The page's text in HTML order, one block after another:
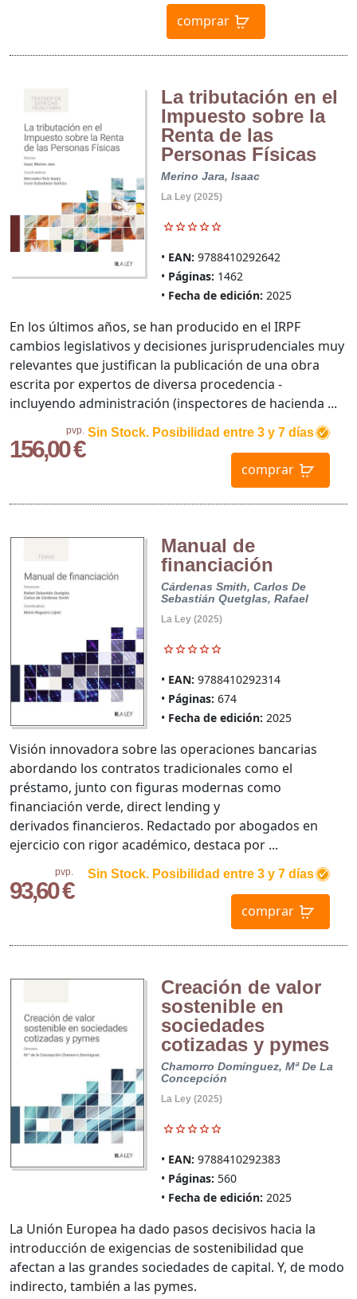
comprar
La tributación en el
Impuesto sobre la
Renta de las
Personas Físicas
Merino Jara, Isaac
La Ley (2025)
EAN: 9788410292642
Páginas: 1462
Fecha de edición: 2025
pvp.
156,00 €
Sin Stock. Posibilidad entre 3 y 7 días
comprar
En los últimos años, se han producido en el IRPF
cambios legislativos y decisiones jurisprudenciales muy
relevantes que justifican la publicación de una obra
escrita por expertos de diversa procedencia -
incluyendo administración (inspectores de hacienda ...
Manual de
financiación
Cárdenas Smith, Carlos De
Sebastián Quetglas, Rafael
La Ley (2025)
EAN: 9788410292314
Páginas: 674
Fecha de edición: 2025
pvp.
93,60 €
Sin Stock. Posibilidad entre 3 y 7 días
comprar
Visión innovadora sobre las operaciones bancarias
abordando los contratos tradicionales como el
préstamo, junto con figuras modernas como
financiación verde, direct lending y
derivados financieros. Redactado por abogados en
ejercicio con rigor académico, destaca por ...
Creación de valor
sostenible en
sociedades
cotizadas y pymes
Chamorro Domínguez, Mª De La
Concepción
La Ley (2025)
EAN: 9788410292383
Páginas: 560
Fecha de edición: 2025
La Unión Europea ha dado pasos decisivos hacia la
introducción de exigencias de sostenibilidad que
afectan a las grandes sociedades de capital. Y, de modo
indirecto, también a las pymes.